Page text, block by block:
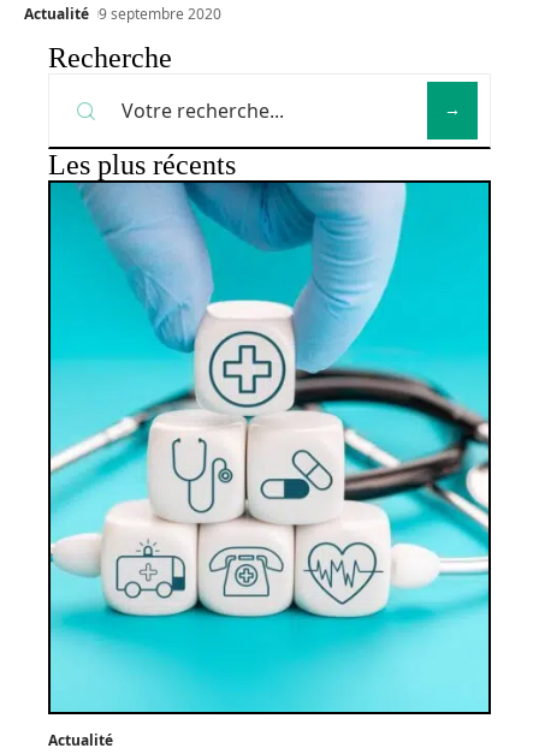
Actualité 9 septembre 2020
Recherche
Les plus récents
Actualité